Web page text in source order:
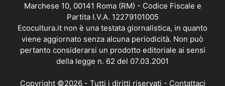
Marchese 10, 00141 Roma (RM) - Codice Fiscale e
Partita I.V.A. 12279101005
Ecocultura.it non è una testata giornalistica, in quanto
viene aggiornato senza alcuna periodicità. Non può
pertanto considerarsi un prodotto editoriale ai sensi
della legge n. 62 del 07.03.2001
Copyright ©2026 - Tutti i diritti riservati - Contattaci